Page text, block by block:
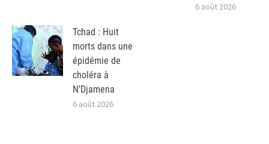
6 août 2026
Tchad : Huit
morts dans une
épidémie de
choléra à
N’Djamena
6 août 2026